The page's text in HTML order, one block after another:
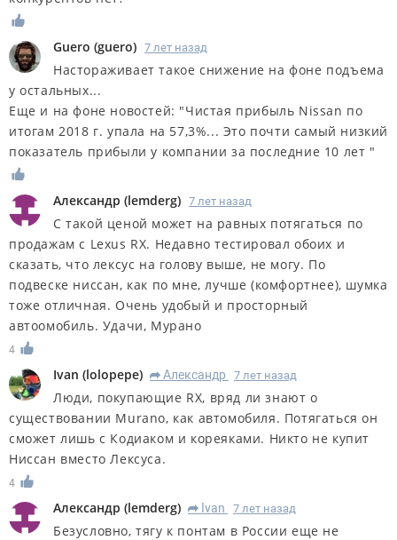
Guero (guero) 7 лет назад
Настораживает такое снижение на фоне подъема
у остальных...
Еще и на фоне новостей: "Чистая прибыль Nissan по
итогам 2018 г. упала на 57,3%... Это почти самый низкий
показатель прибыли у компании за последние 10 лет "
Александр (lemderg) 7 лет назад
С такой ценой может на равных потягаться по
продажам с Lexus RX. Недавно тестировал обоих и
сказать, что лексус на голову выше, не могу. По
подвеске ниссан, как по мне, лучше (комфортнее), шумка
тоже отличная. Очень удобый и просторный
автоомобиль. Удачи, Мурано
4
Ivan (lolopepe) R Александр 7 лет назад
Люди, покупающие RX, вряд ли знают о
существовании Murano, как автомобиля. Потягаться он
сможет лишь с Кодиаком и кореяками. Никто не купит
Ниссан вместо Лексуса.
4
Александр (lemderg) R Ivan 7 лет назад
Безусловно, тягу к понтам в России еще не